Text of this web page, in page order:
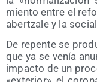
mien­to entre el
aber­tza­le y la
De repen­te se
que ya se venía
impac­to de un